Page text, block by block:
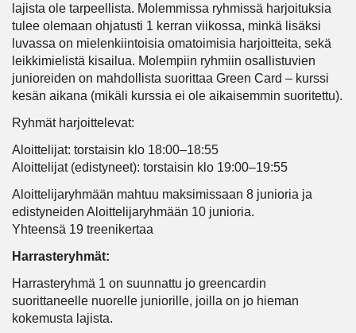
lajista ole tarpeellista. Molemmissa ryhmissä harjoituksia
tulee olemaan ohjatusti 1 kerran viikossa, minkä lisäksi
luvassa on mielenkiintoisia omatoimisia harjoitteita, sekä
leikkimielistä kisailua. Molempiin ryhmiin osallistuvien
junioreiden on mahdollista suorittaa Green Card – kurssi
kesän aikana (mikäli kurssia ei ole aikaisemmin suoritettu).
Ryhmät harjoittelevat:
Aloittelijat: torstaisin klo 18:00–18:55
Aloittelijat (edistyneet): torstaisin klo 19:00–19:55
Aloittelijaryhmään mahtuu maksimissaan 8 junioria ja
edistyneiden Aloittelijaryhmään 10 junioria.
Yhteensä 19 treenikertaa
Harrasteryhmät:
Harrasteryhmä 1 on suunnattu jo greencardin
suorittaneelle nuorelle juniorille, joilla on jo hieman
kokemusta lajista.